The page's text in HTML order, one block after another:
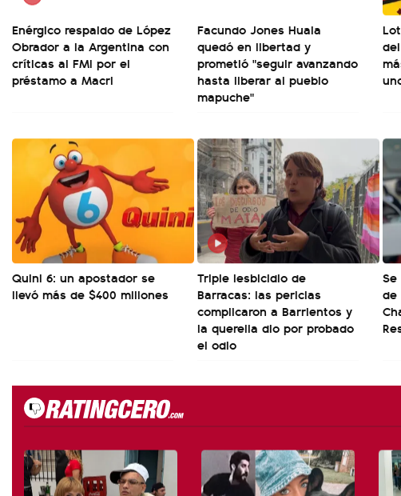
Enérgico respaldo de López
Obrador a la Argentina con
críticas al FMI por el
préstamo a Macri
Facundo Jones Huala
quedó en libertad y
prometió "seguir avanzando
hasta liberar al pueblo
mapuche"
Quini 6: un apostador se
llevó más de $400 millones
Triple lesbicidio de
Barracas: las pericias
complicaron a Barrientos y
la querella dio por probado
el odio
de